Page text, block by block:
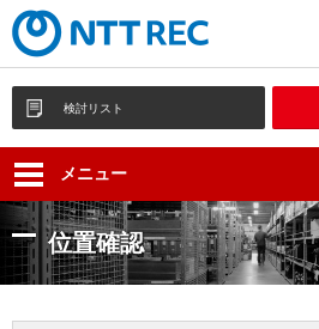
検討リスト
メニュー
位置確認